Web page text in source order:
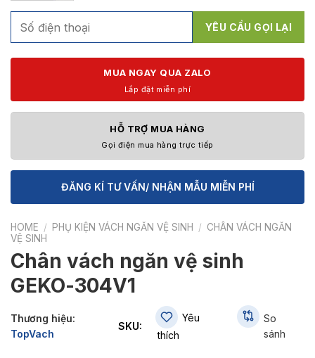
MUA NGAY QUA ZALO
Lắp đặt miễn phí
HỖ TRỢ MUA HÀNG
Gọi điện mua hàng trực tiếp
ĐĂNG KÍ TƯ VẤN/ NHẬN MẪU MIỄN PHÍ
HOME / PHỤ KIỆN VÁCH NGĂN VỆ SINH / CHÂN VÁCH NGĂN
VỆ SINH
Chân vách ngăn vệ sinh
GEKO-304V1
Thương hiệu:
TopVach
SKU:
Yêu
thích
So
sánh